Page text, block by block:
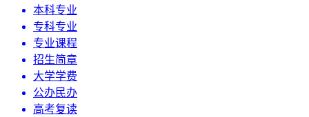
本科专业
专科专业
专业课程
招生简章
大学学费
公办民办
高考复读